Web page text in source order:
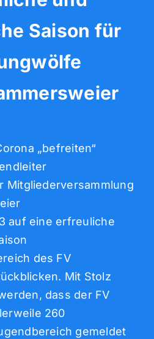
Saison für
„befreiten“
Mitgliederversammlung
auf eine erfreuliche
des FV
Mit Stolz
dass der FV
260
gemeldet